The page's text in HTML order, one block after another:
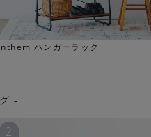
重量のある収納にも対応
デスクワゴン（3段・4段）
-